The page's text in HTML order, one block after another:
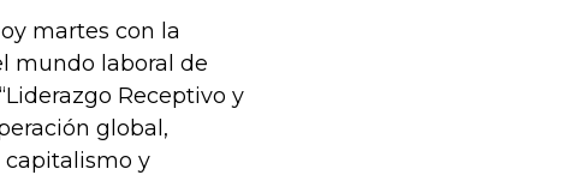
martes con la
mundo laboral de
Receptivo y
global,
y